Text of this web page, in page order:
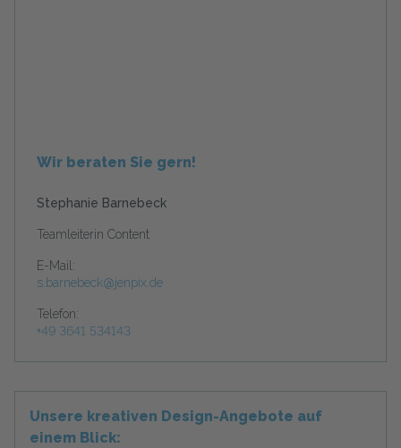
Wir beraten Sie gern!
Stephanie Barnebeck
Teamleiterin Content
E-Mail:
s.barnebeck@jenpix.de
Telefon:
+49 3641 534143
Unsere kreativen Design-Angebote auf
einem Blick: